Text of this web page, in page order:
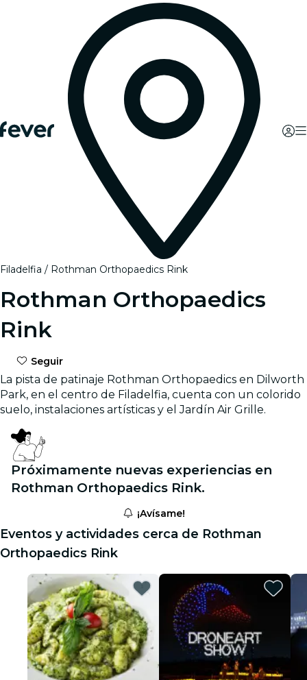
Filadelfia Rothman Orthopaedics Rink
Rothman Orthopaedics
Rink
Seguir
La pista de patinaje Rothman Orthopaedics en Dilworth
Park, en el centro de Filadelfia, cuenta con un colorido
suelo, instalaciones artísticas y el Jardín Air Grille.
Próximamente nuevas experiencias en
Rothman Orthopaedics Rink.
¡Avísame!
Eventos y actividades cerca de Rothman
Orthopaedics Rink